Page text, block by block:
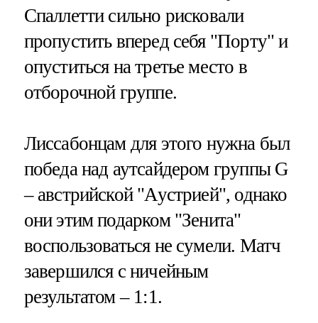
Спаллетти сильно рисковали
пропустить вперед себя "Порту" и
опуститься на третье место в
отборочной группе.
Лиссабонцам для этого нужна был
победа над аутсайдером группы G
– австрийской "Аустрией", однако
они этим подарком "Зенита"
воспользоваться не сумели. Матч
завершился с ничейным
результатом – 1:1.